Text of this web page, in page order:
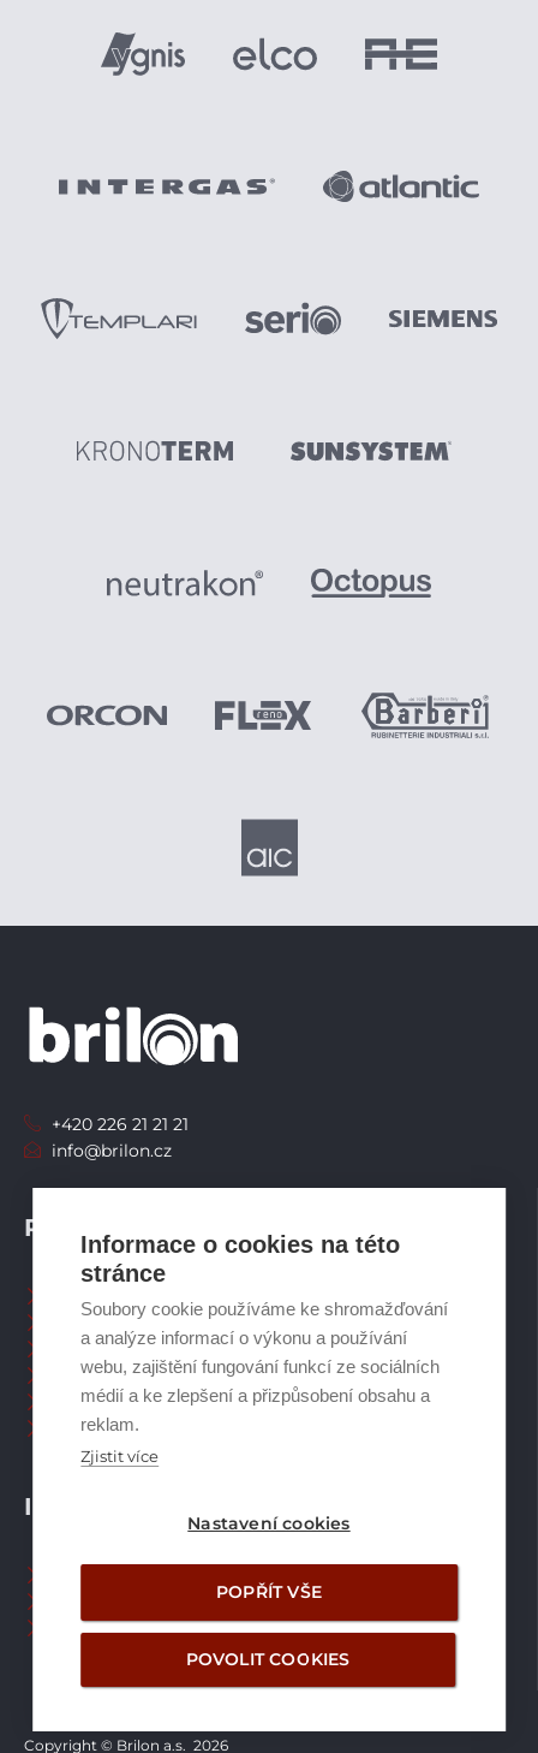
Informace o cookies na této
stránce
Soubory cookie používáme ke shromažďování
a analýze informací o výkonu a používání
webu, zajištění fungování funkcí ze sociálních
médií a ke zlepšení a přizpůsobení obsahu a
reklam.
Zjistit více
Nastavení cookies
POPŘÍT VŠE
POVOLIT COOKIES
INFORMACE
Ochrana osobních údajů
PRODUKTY
Větrací systémy
Zásobníky TV
Spalinové systémy
Plynové kotle
Ostatní příslušenství
+420 226 21 21 21
info@brilon.cz
Copyright © Brilon a.s. 2026